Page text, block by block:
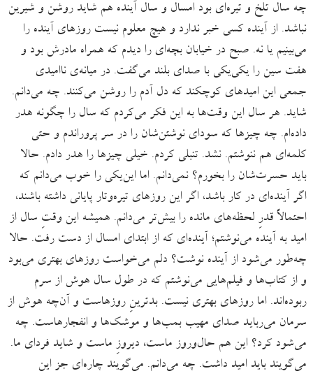
چه سال تلخ و تیره‌ای بود امسال و سال آینده هم شاید روشن و شیرین
نباشد. از آینده کسی خبر ندارد و هیچ معلوم نیست روزهای آینده را
می‌بینیم یا نه. صبح در خیابان بچه‌ای را دیدم که همراه مادرش بود و
هفت سین را یکی‌یکی با صدای بلند می‌گفت. در میانه‌ی ناامیدی
جمعی این امیدهای کوچکند که دل آدم را روشن می‌‌کنند. چه می‌دانم.
شاید. هر سال این وقت‌ها به این فکر می‌کردم که سال را چگونه هدر
داده‌ام. چه چیزها که سودای نوشتن‌شان را در سر پروراندم و حتی
کلمه‌ای هم ننوشتم. نشد. تنبلی کردم. خیلی چیزها را هدر دادم. حالا
باید حسرت‌شان را بخورم؟ نمی‌دانم. اما این‌یکی را خوب می‌دانم که
اگر آینده‌ای در کار باشد، اگر این روزهای تیره‌وتار پایانی داشته باشند،
احتمالاً قدرِ لحظه‌های مانده را بیش‌تر می‌دانم. همیشه این وقتِ سال از
امید به آینده می‌نوشتم؛ آینده‌ای که از ابتدای امسال از دست رفت. حالا
چه‌طور می‌شود از آینده نوشت؟ دلم می‌خواست روزهای بهتری می‌بود
و از کتاب‌ها و فیلم‌هایی می‌نوشتم که در طول سال هوش از سرم
ربوده‌اند. اما روزهای بهتری نیست. بدترینِ روزهاست و آن‌چه هوش از
سرمان می‌رباید صدای مهیب بمب‌ها و موشک‌ها و انفجارهاست. چه
می‌شود کرد؟ این هم حال‌وروز ماست، دیروزِ ماست و شاید فردای ما.
می‌گویند باید امید داشت. چه می‌دانم. می‌گویند چاره‌ای جز این